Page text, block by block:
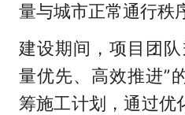
量与城市正常通行秩
建设期间，项目团
量优先、高效推进”
筹施工计划，通过优